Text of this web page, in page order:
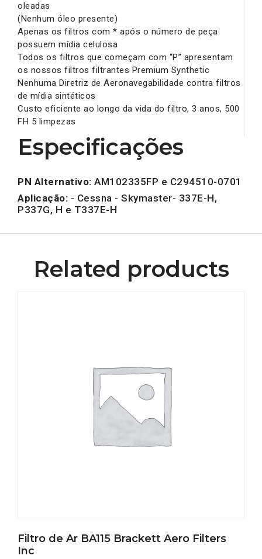
oleadas
(Nenhum óleo presente)
Apenas os filtros com * após o número de peça
possuem mídia celulosa
Todos os filtros que começam com “P” apresentam
os nossos filtros filtrantes Premium Synthetic
Nenhuma Diretriz de Aeronavegabilidade contra filtros
de mídia sintéticos
Custo eficiente ao longo da vida do filtro, 3 anos, 500
FH 5 limpezas
Especificações
PN Alternativo: AM102335FP e C294510-0701
Aplicação: - Cessna - Skymaster- 337E-H,
P337G, H e T337E-H
Related products
Filtro de Ar BA115 Brackett Aero Filters
Inc